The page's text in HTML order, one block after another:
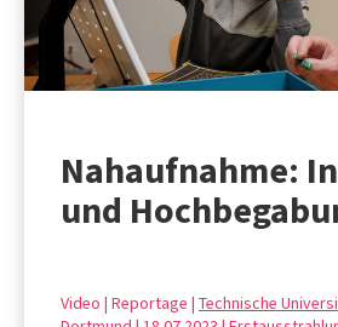
Nahaufnahme:
und
Video | Reportage | Technische